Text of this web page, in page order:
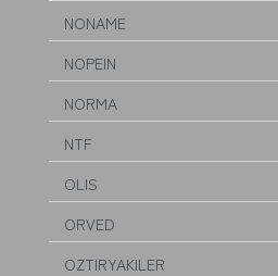
NONAME
NOPEIN
NORMA
NTF
OLIS
ORVED
OZTIRYAKILER